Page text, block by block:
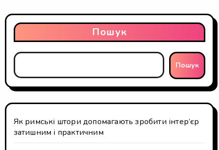
Пошук
Пошук
Як римські штори допомагають зробити інтер’єр
затишним і практичним